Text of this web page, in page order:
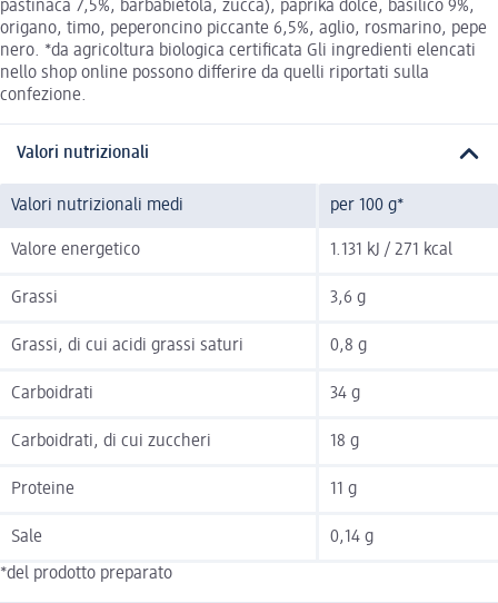
pastinaca 7,5%, barbabietola, zucca), paprika dolce, basilico 9%,
origano, timo, peperoncino piccante 6,5%, aglio, rosmarino, pepe
nero. *da agricoltura biologica certificata Gli ingredienti elencati
nello shop online possono differire da quelli riportati sulla
confezione.
Valori nutrizionali
Valori nutrizionali medi per 100 g*
Valore energetico 1.131 kJ / 271 kcal
Grassi 3,6 g
Grassi, di cui acidi grassi saturi 0,8 g
Carboidrati 34 g
Carboidrati, di cui zuccheri 18 g
Proteine 11 g
Sale 0,14 g
*del prodotto preparato